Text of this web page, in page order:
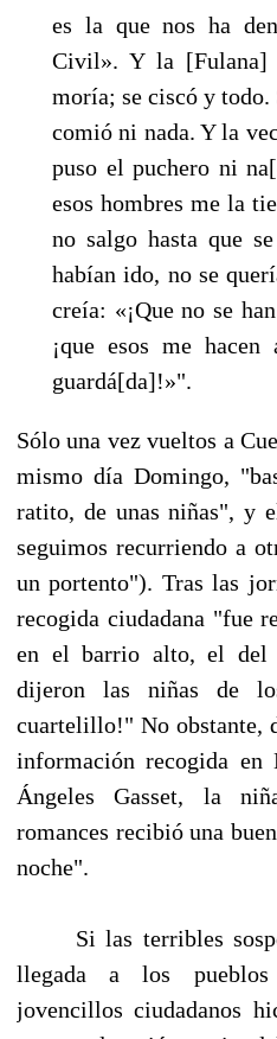
es la que nos ha
Civil». Y la [Fulana]
moría; se ciscó y
comió ni nada. Y la
puso el puchero ni
esos hombres me la
no salgo hasta que
habían ido, no se
creía: «¡Que no se
¡que esos me
guardá[da]!»".
Sólo una vez vueltos a
mismo día Domingo,
ratito, de unas niñas", y
seguimos recurriendo a
un portento"). Tras las
recogida ciudadana "fue
en el barrio alto, el del
dijeron las niñas de
cuartelillo!" No obstante,
información recogida en
Ángeles Gasset, la
romances recibió una
noche".
Si las terribles
llegada a los pueblos
jovencillos ciudadanos